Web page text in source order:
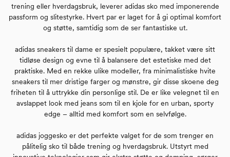
trening eller hverdagsbruk, leverer adidas sko med imponerende
passform og slitestyrke. Hvert par er laget for å gi optimal komfort
og støtte, samtidig som de ser fantastiske ut.
adidas sneakers til dame er spesielt populære, takket være sitt
tidløse design og evne til å balansere det estetiske med det
praktiske. Med en rekke ulike modeller, fra minimalistiske hvite
sneakers til mer dristige farger og mønstre, gir disse skoene deg
friheten til å uttrykke din personlige stil. De er like velegnet til en
avslappet look med jeans som til en kjole for en urban, sporty
edge – alltid med komfort som en selvfølge.
adidas joggesko er det perfekte valget for de som trenger en
pålitelig sko til både trening og hverdagsbruk. Utstyrt med